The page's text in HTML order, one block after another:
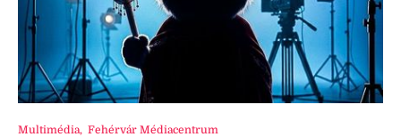
Multimédia, Fehérvár Médiacentrum